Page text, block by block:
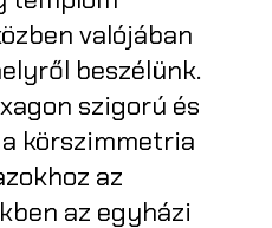
valójában
beszélünk.
szigorú és
körszimmetria
az
az egyházi